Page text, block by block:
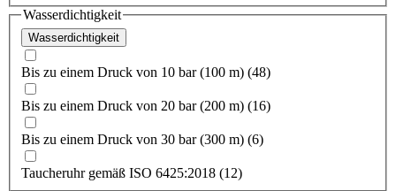
Wasserdichtigkeit
Wasserdichtigkeit
Bis zu einem Druck von 10 bar (100 m) (48)
Bis zu einem Druck von 20 bar (200 m) (16)
Bis zu einem Druck von 30 bar (300 m) (6)
Taucheruhr gemäß ISO 6425:2018 (12)